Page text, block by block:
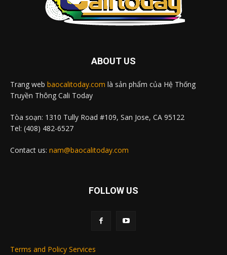
ABOUT US
Trang web baocalitoday.com là sản phẩm của Hệ Thống
Truyền Thông Cali Today
Tòa soạn: 1310 Tully Road #109, San Jose, CA 95122
Tel: (408) 482-6527
Contact us: nam@baocalitoday.com
FOLLOW US
Terms and Policy Services